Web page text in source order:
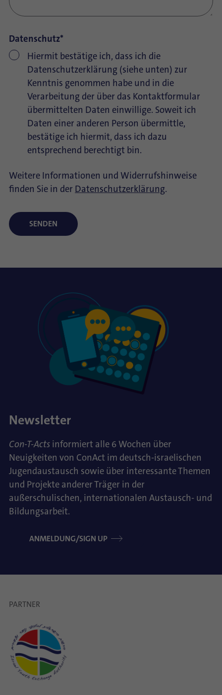
Datenschutz*
Hiermit bestätige ich, dass ich die
Datenschutzerklärung (siehe unten) zur
Kenntnis genommen habe und in die
Verarbeitung der über das Kontaktformular
übermittelten Daten einwillige. Soweit ich
Daten einer anderen Person übermittle,
bestätige ich hiermit, dass ich dazu
entsprechend berechtigt bin.
Weitere Informationen und Widerrufshinweise
finden Sie in der Datenschutzerklärung.
Newsletter
Con-T-Acts informiert alle 6 Wochen über
Neuigkeiten von ConAct im deutsch-israelischen
Jugendaustausch sowie über interessante Themen
und Projekte anderer Träger in der
außerschulischen, internationalen Austausch- und
Bildungsarbeit.
ANMELDUNG/SIGN UP
PARTNER